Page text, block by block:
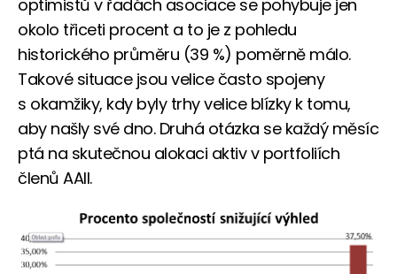
optimistů v řadách asociace se pohybuje jen
okolo třiceti procent a to je z pohledu
historického průměru (39 %) poměrně málo.
Takové situace jsou velice často spojeny
s okamžiky, kdy byly trhy velice blízky k tomu,
aby našly své dno. Druhá otázka se každý měsíc
ptá na skutečnou alokaci aktiv v portfoliích
členů AAII.